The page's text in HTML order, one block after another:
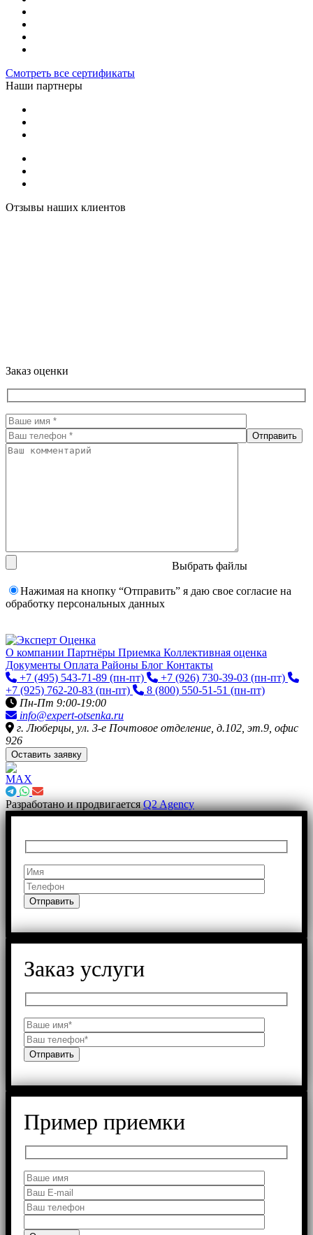
Смотреть все сертификаты
Наши партнеры
Отзывы наших клиентов
Заказ оценки
Выбрать файлы
Нажимая на кнопку “Отправить” я даю свое согласие на
обработку персональных данных
О компании Партнёры Приемка Коллективная оценка
Документы Оплата Районы Блог Контакты
+7 (495) 543-71-89 (пн-пт) +7 (926) 730-39-03 (пн-пт)
+7 (925) 762-20-83 (пн-пт) 8 (800) 550-51-51 (пн-пт)
Пн-Пт 9:00-19:00
info@expert-otsenka.ru
г. Люберцы, ул. 3-е Почтовое отделение, д.102, эт.9, офис
926
Оставить заявку
Разработано и продвигаетсяQ2 Agency
Заказ услуги
Пример приемки